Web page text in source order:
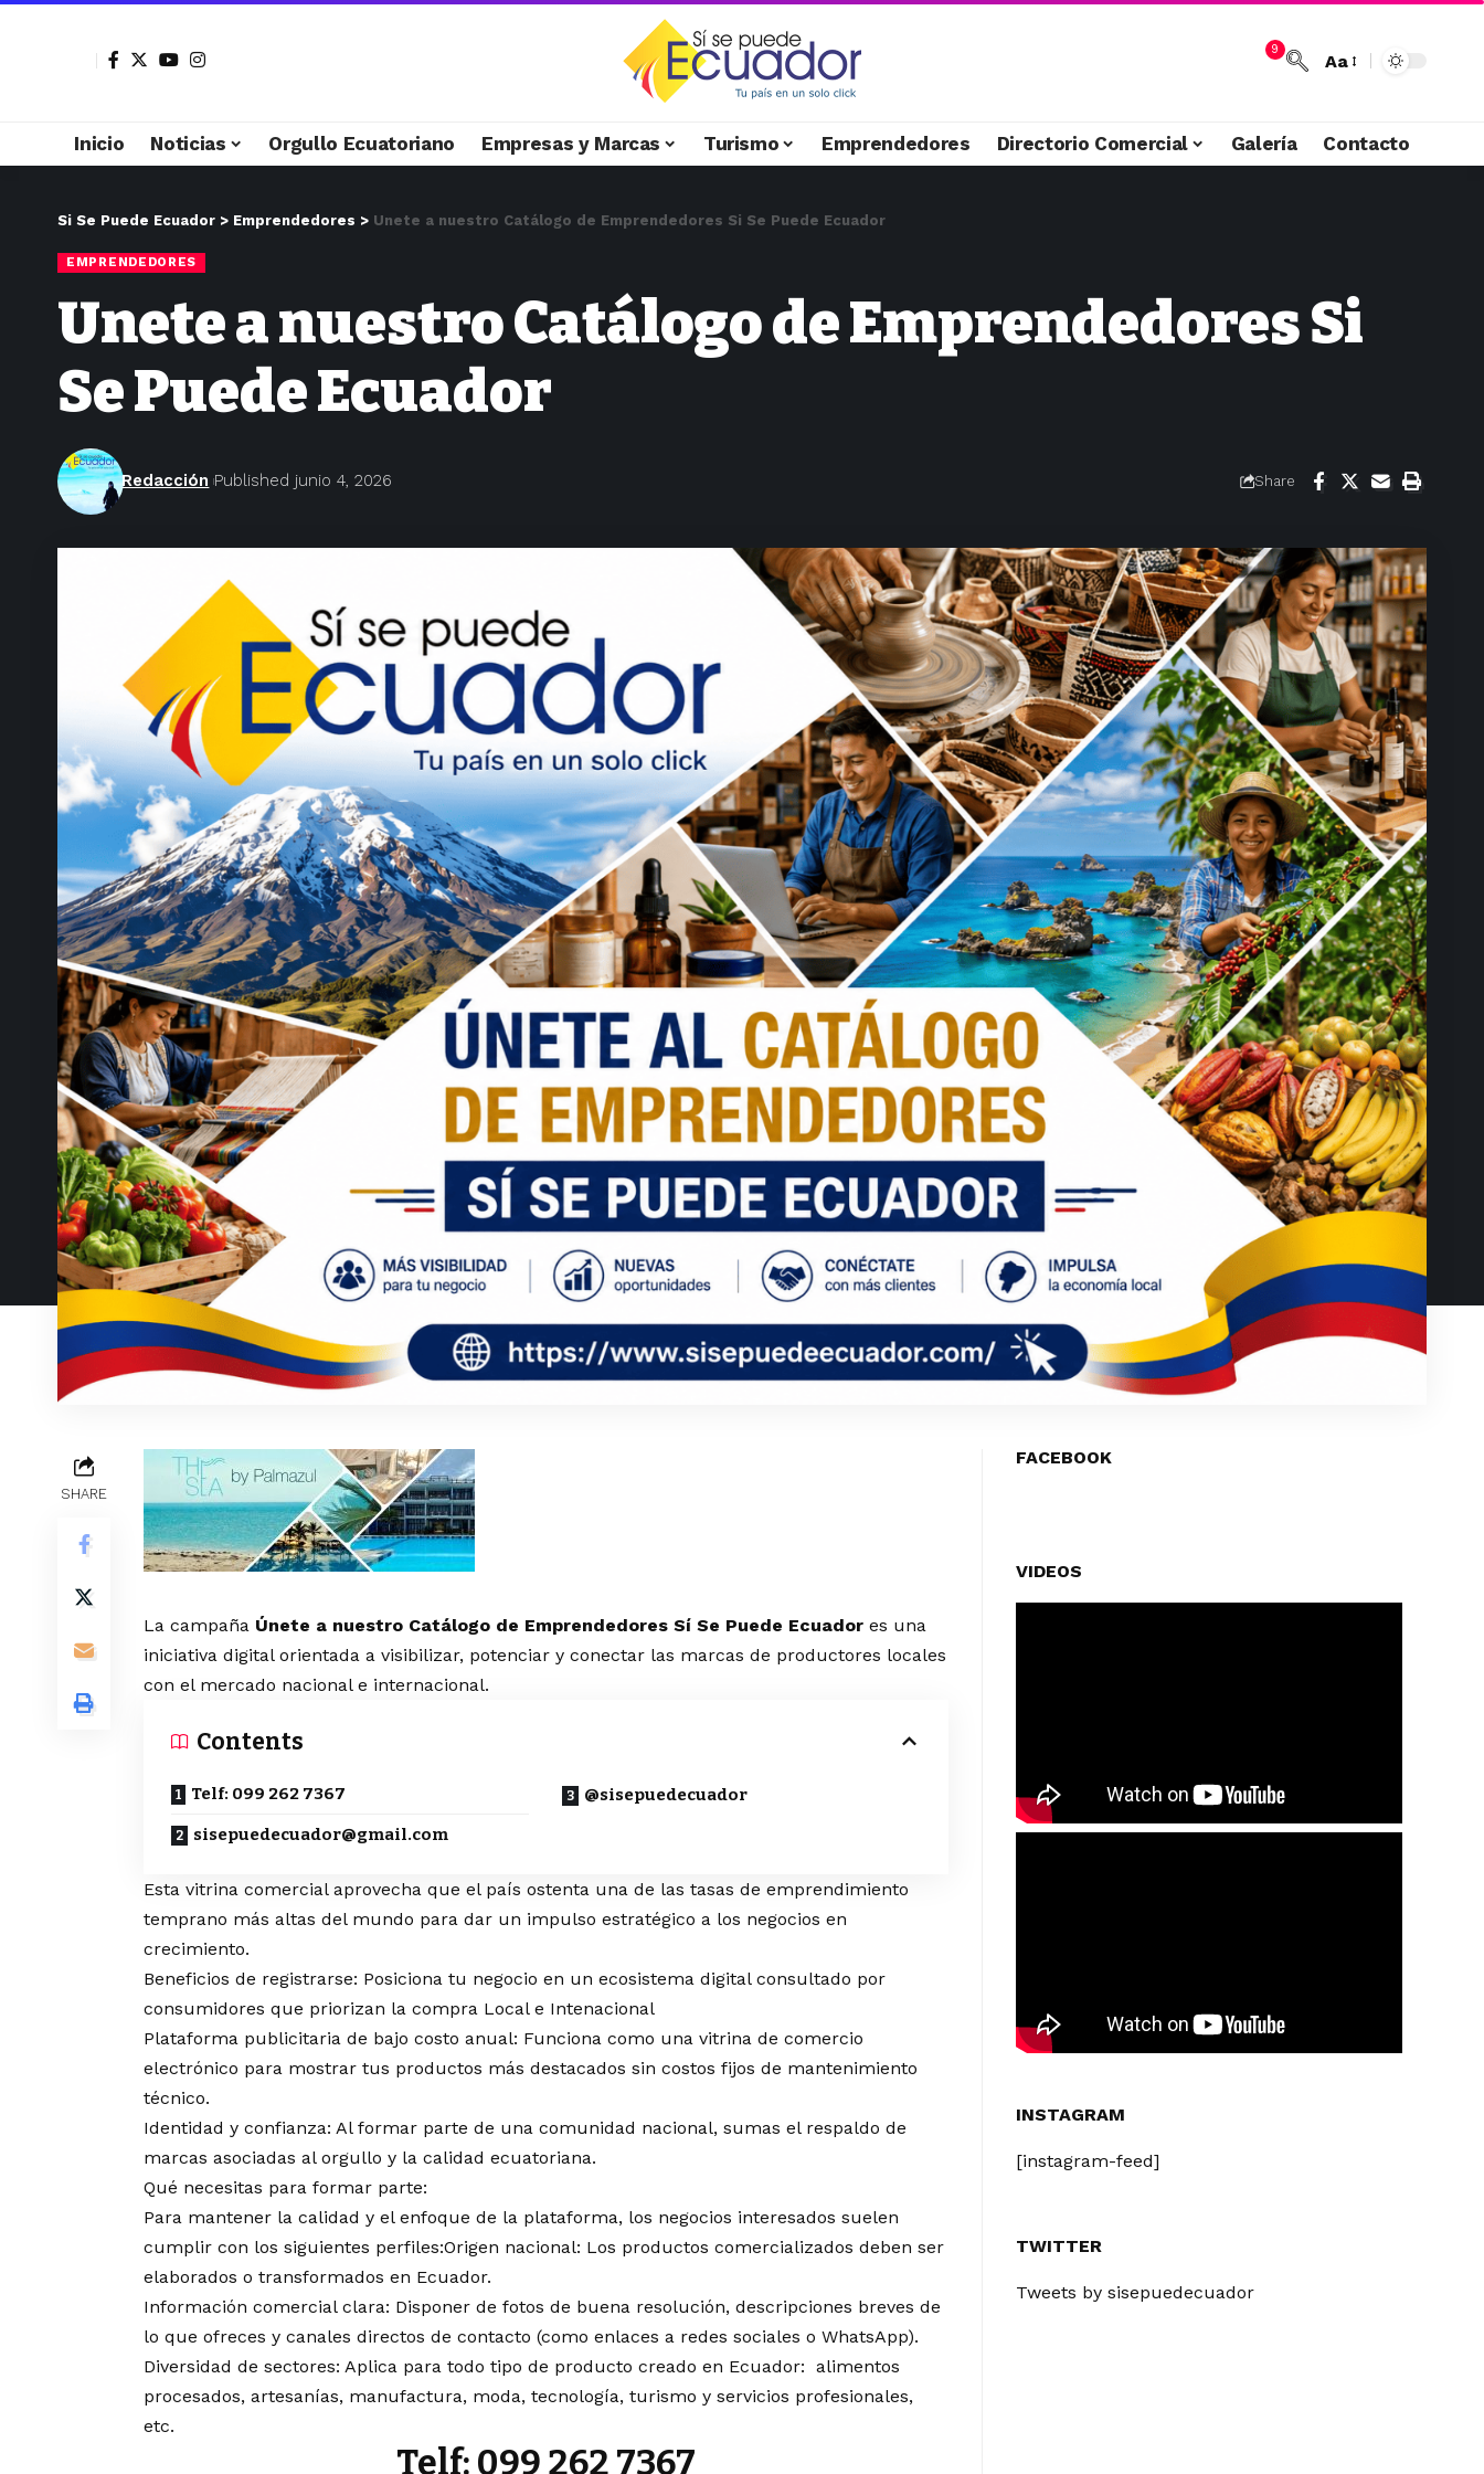
9
Aa
Inicio Noticias Orgullo Ecuatoriano Empresas y Marcas Turismo Emprendedores Directorio Comercial Galería Contacto
Si Se Puede Ecuador > Emprendedores > Unete a nuestro Catálogo de Emprendedores Si Se Puede Ecuador
EMPRENDEDORES
Unete a nuestro Catálogo de Emprendedores Si
Se Puede Ecuador
Redacción Published junio 4, 2026 Share
SHARE
La campaña Únete a nuestro Catálogo de Emprendedores Sí Se Puede Ecuador es una
iniciativa digital orientada a visibilizar, potenciar y conectar las marcas de productores locales
con el mercado nacional e internacional.
Contents
Telf: 099 262 7367
sisepuedecuador@gmail.com
@sisepuedecuador
Esta vitrina comercial aprovecha que el país ostenta una de las tasas de emprendimiento
temprano más altas del mundo para dar un impulso estratégico a los negocios en
crecimiento.
Beneficios de registrarse: Posiciona tu negocio en un ecosistema digital consultado por
consumidores que priorizan la compra Local e Intenacional
Plataforma publicitaria de bajo costo anual: Funciona como una vitrina de comercio
electrónico para mostrar tus productos más destacados sin costos fijos de mantenimiento
técnico.
Identidad y confianza: Al formar parte de una comunidad nacional, sumas el respaldo de
marcas asociadas al orgullo y la calidad ecuatoriana.
Qué necesitas para formar parte:
Para mantener la calidad y el enfoque de la plataforma, los negocios interesados suelen
cumplir con los siguientes perfiles:Origen nacional: Los productos comercializados deben ser
elaborados o transformados en Ecuador.
Información comercial clara: Disponer de fotos de buena resolución, descripciones breves de
lo que ofreces y canales directos de contacto (como enlaces a redes sociales o WhatsApp).
Diversidad de sectores: Aplica para todo tipo de producto creado en Ecuador: alimentos
procesados, artesanías, manufactura, moda, tecnología, turismo y servicios profesionales,
etc.
Telf: 099 262 7367
FACEBOOK
VIDEOS
INSTAGRAM
[instagram-feed]
TWITTER
Tweets by sisepuedecuador